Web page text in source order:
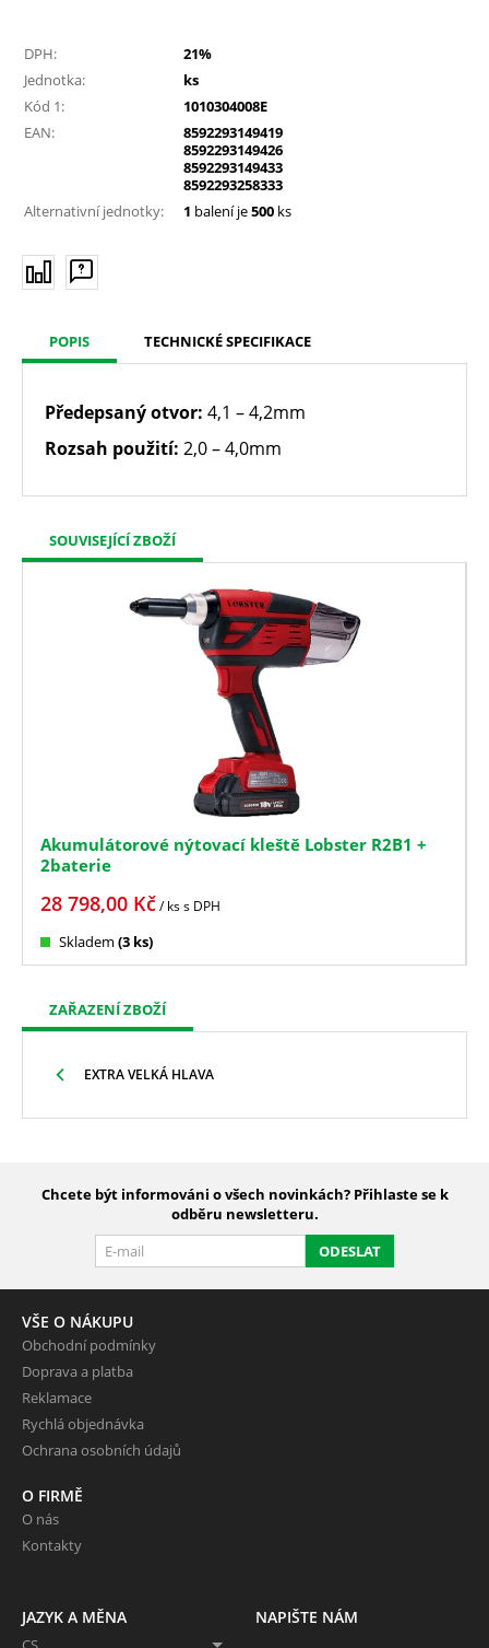
DPH:
21%
Jednotka:
ks
Kód 1:
1010304008E
EAN:
8592293149419
8592293149426
8592293149433
8592293258333
Alternativní jednotky:
1 balení je500 ks
POPIS TECHNICKÉ SPECIFIKACE
Předepsaný otvor: 4,1 – 4,2mm
Rozsah použití: 2,0 – 4,0mm
SOUVISEJÍCÍ ZBOŽÍ
Akumulátorové nýtovací kleště Lobster R2B1 +
2baterie
28 798,00 Kč/ kss DPH
Skladem (3 ks)
ZAŘAZENÍ ZBOŽÍ
EXTRA VELKÁ HLAVA
Chcete být informováni o všech novinkách? Přihlaste se k
odběru newsletteru.
ODESLAT
VŠE O NÁKUPU
Obchodní podmínky
Doprava a platba
Reklamace
Rychlá objednávka
Ochrana osobních údajů
O FIRMĚ
O nás
Kontakty
JAZYK A MĚNA NAPIŠTE NÁM